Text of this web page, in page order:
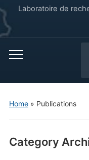
Laboratoire de
Home» Publications
Category